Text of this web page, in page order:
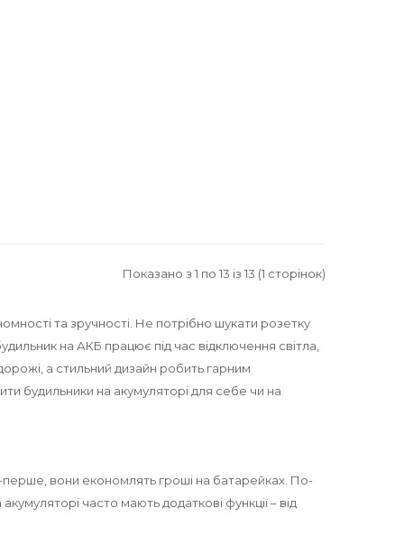
Показано з 1 по 13 із 13 (1 сторінок)
та зручності. Не потрібно шукати розетку
на АКБ працює під час відключення світла,
а стильний дизайн робить гарним
будильники на акумуляторі для себе чи на
перше, вони економлять гроші на батарейках. По-
часто мають додаткові функції – від